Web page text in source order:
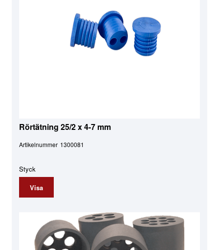
Rörtätning 25/2 x 4-7 mm
Artikelnummer 1300081
Styck
Visa